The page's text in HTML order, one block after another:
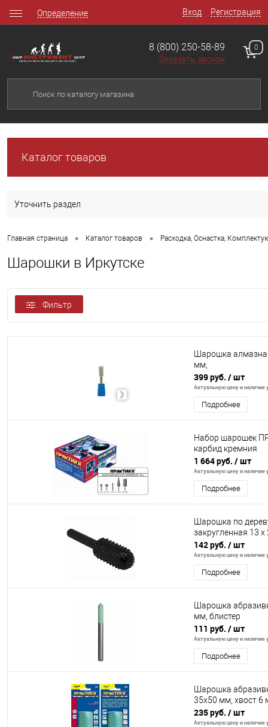
Вход Регистрация
Определение
8 (800) 250-58-89
Заказать звонок
0
Каталог товаров
Уточнить раздел
Главная страница • Каталог товаров • Расходка, Оснастка,
Шарошки в Иркутске
Фильтр
Шарошка
мм,
399 руб. / шт
Актуальную цену и наличие
Подробнее
Набор шарошек
карбид кремния
1 664 руб. / шт
Актуальную цену и наличие
Подробнее
Шарошка по
закругленная 13
142 руб. / шт
Актуальную цену и наличие
Подробнее
Шарошка
мм, блистер
111 руб. / шт
Актуальную цену и наличие
Подробнее
Шарошка
35х50 мм, хвост 6
235 руб. / шт
Актуальную цену и наличие